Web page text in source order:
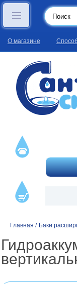
О магазине
Главная / Баки